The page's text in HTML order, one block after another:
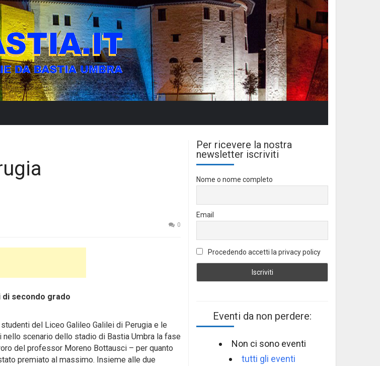
0
secondo grado
del Liceo Galileo Galilei di Perugia e le
scenario dello stadio di Bastia Umbra la fase
del professor Moreno Bottausci – per quanto
premiato al massimo. Insieme alle due
Per ricevere la nostra
newsletter iscriviti
Nome o nome completo
Email
Procedendo accetti la privacy policy
Eventi da non perdere:
Non ci sono eventi
tutti gli eventi